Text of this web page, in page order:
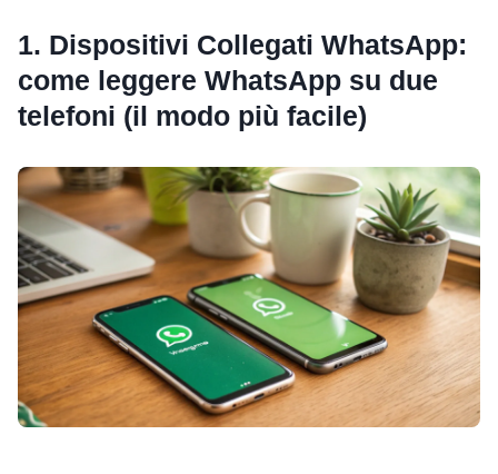
1. Dispositivi Collegati WhatsApp:
come leggere WhatsApp su due
telefoni (il modo più facile)